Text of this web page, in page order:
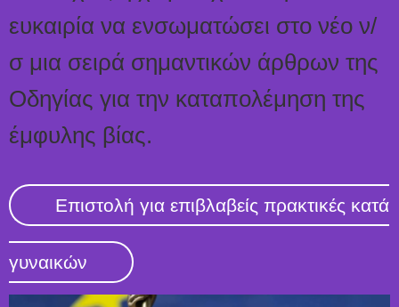
ευκαιρία να ενσωματώσει στο νέο ν/
σ μια σειρά σημαντικών άρθρων της
Οδηγίας για την καταπολέμηση της
έμφυλης βίας.
Επιστολή για επιβλαβείς πρακτικές κατά
γυναικών